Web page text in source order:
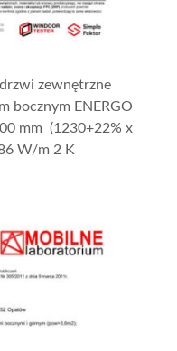
zewnętrzne
bocznym ENERGO
mm (1230+22% x
W/m 2 K